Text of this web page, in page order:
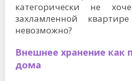
категорически не
захламленной
невозможно?
Внешнее хранение как
дома